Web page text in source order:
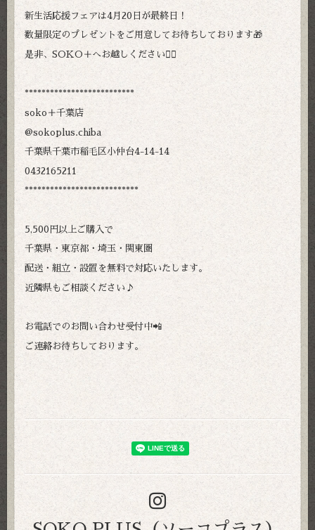
新生活応援フェアは4月20日が最終日！
数量限定のプレゼントをご用意してお待ちしております🎁
是非、SOKO＋へお越しください🙇‍♀️
**************************
soko＋千葉店
@sokoplus.chiba
千葉県千葉市稲毛区小仲台4-14-14
0432165211
***************************
5,500円以上ご購入で
千葉県・東京都・埼玉・関東圏
配送・組立・設置を無料で対応いたします。
近隣県もご相談ください♪
お電話でのお問い合わせ受付中📲
ご連絡お待ちしております。